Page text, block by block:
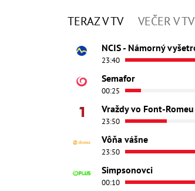
TERAZ V TV VEČER V TV
23:40
Semafor
00:25
Vraždy vo Font-Romeu
23:50
Vôňa vášne
23:50
Simpsonovci
00:10